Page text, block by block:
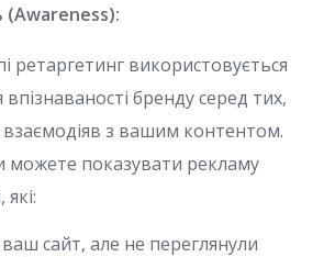
(Awareness):
ретаргетинг використовується
бренду серед тих,
з вашим контентом.
можете показувати рекламу
ваш сайт, але не переглянули